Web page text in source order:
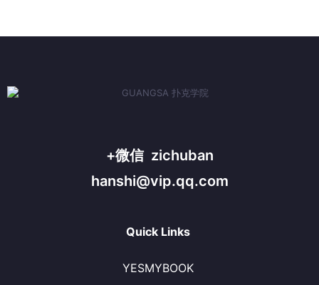
+微信 zichuban
hanshi@vip.qq.com
Quick Links
YESMYBOOK